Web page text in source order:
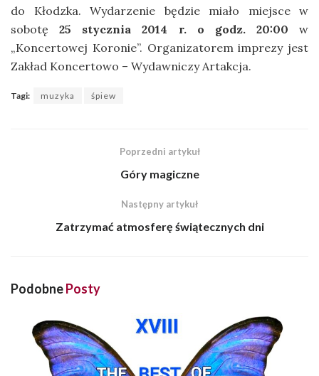
do Kłodzka. Wydarzenie będzie miało miejsce w
sobotę25 stycznia 2014 r. o godz. 20:00 w
„Koncertowej Koronie”. Organizatorem imprezy jest
Zakład Koncertowo – Wydawniczy Artakcja.
Tagi: muzyka śpiew
Poprzedni artykuł
Góry magiczne
Następny artykuł
Zatrzymać atmosferę świątecznych dni
PodobnePosty